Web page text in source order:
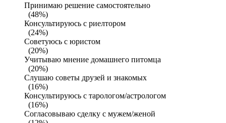
Принимаю решение самостоятельно
(48%)
Консультируюсь с риелтором
(24%)
Советуюсь с юристом
(20%)
Учитываю мнение домашнего питомца
(20%)
Слушаю советы друзей и знакомых
(16%)
Консультируюсь с тарологом/астрологом
(16%)
Согласовываю сделку с мужем/женой